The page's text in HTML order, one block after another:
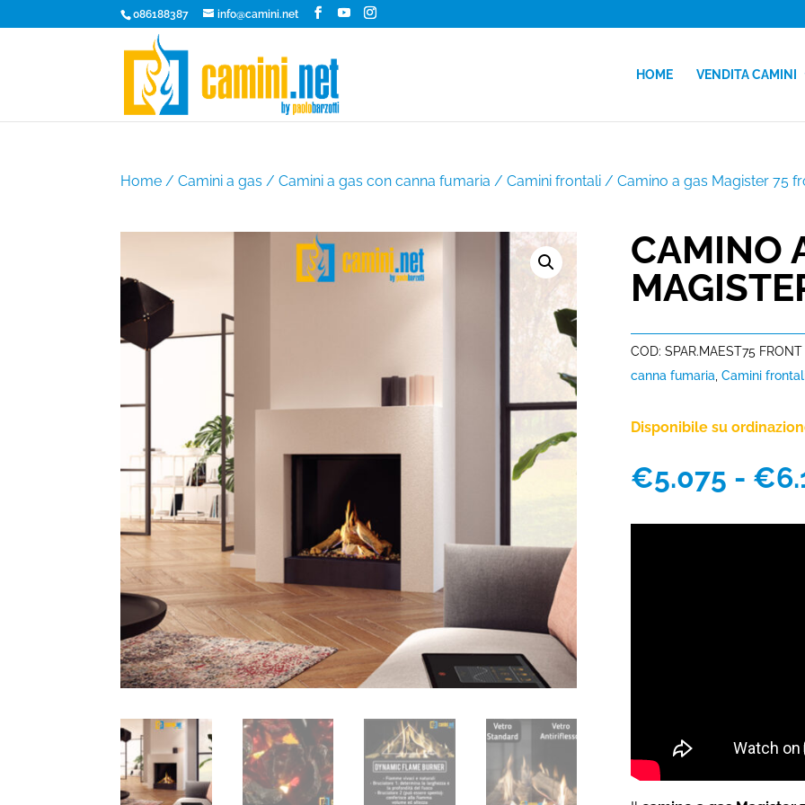
086188387 info@camini.net
HOME VENDITA CAMINI
Home /Camini a gas /Camini a gas con canna fumaria /Camini frontali / Camino a gas Magister 75
CAMINO
COD: SPAR.MAEST75 FRONT
canna fumaria Camini
Disponibile su
€5.075 - €